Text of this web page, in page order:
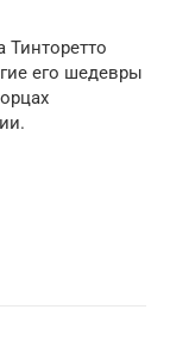
Тинторетто
его шедевры